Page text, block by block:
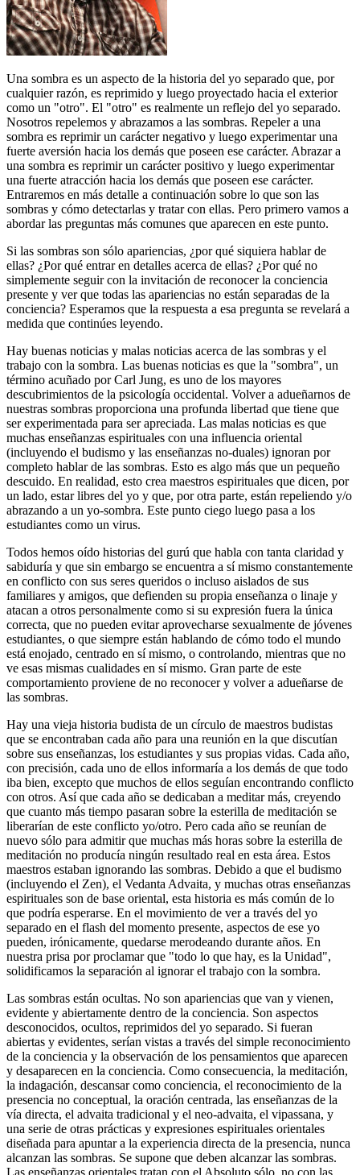
Una sombra es un aspecto de la historia del yo separado que, por
cualquier razón, es reprimido y luego proyectado hacia el exterior
como un "otro". El "otro" es realmente un reflejo del yo separado.
Nosotros repelemos y abrazamos a las sombras. Repeler a una
sombra es reprimir un carácter negativo y luego experimentar una
fuerte aversión hacia los demás que poseen ese carácter. Abrazar a
una sombra es reprimir un carácter positivo y luego experimentar
una fuerte atracción hacia los demás que poseen ese carácter.
Entraremos en más detalle a continuación sobre lo que son las
sombras y cómo detectarlas y tratar con ellas. Pero primero vamos a
abordar las preguntas más comunes que aparecen en este punto.
Si las sombras son sólo apariencias, ¿por qué siquiera hablar de
ellas? ¿Por qué entrar en detalles acerca de ellas? ¿Por qué no
simplemente seguir con la invitación de reconocer la conciencia
presente y ver que todas las apariencias no están separadas de la
conciencia? Esperamos que la respuesta a esa pregunta se revelará a
medida que continúes leyendo.
Hay buenas noticias y malas noticias acerca de las sombras y el
trabajo con la sombra. Las buenas noticias es que la "sombra", un
término acuñado por Carl Jung, es uno de los mayores
descubrimientos de la psicología occidental. Volver a adueñarnos de
nuestras sombras proporciona una profunda libertad que tiene que
ser experimentada para ser apreciada. Las malas noticias es que
muchas enseñanzas espirituales con una influencia oriental
(incluyendo el budismo y las enseñanzas no-duales) ignoran por
completo hablar de las sombras. Esto es algo más que un pequeño
descuido. En realidad, esto crea maestros espirituales que dicen, por
un lado, estar libres del yo y que, por otra parte, están repeliendo y/o
abrazando a un yo-sombra. Este punto ciego luego pasa a los
estudiantes como un virus.
Todos hemos oído historias del gurú que habla con tanta claridad y
sabiduría y que sin embargo se encuentra a sí mismo constantemente
en conflicto con sus seres queridos o incluso aislados de sus
familiares y amigos, que defienden su propia enseñanza o linaje y
atacan a otros personalmente como si su expresión fuera la única
correcta, que no pueden evitar aprovecharse sexualmente de jóvenes
estudiantes, o que siempre están hablando de cómo todo el mundo
está enojado, centrado en sí mismo, o controlando, mientras que no
ve esas mismas cualidades en sí mismo. Gran parte de este
comportamiento proviene de no reconocer y volver a adueñarse de
las sombras.
Hay una vieja historia budista de un círculo de maestros budistas
que se encontraban cada año para una reunión en la que discutían
sobre sus enseñanzas, los estudiantes y sus propias vidas. Cada año,
con precisión, cada uno de ellos informaría a los demás de que todo
iba bien, excepto que muchos de ellos seguían encontrando conflicto
con otros. Así que cada año se dedicaban a meditar más, creyendo
que cuanto más tiempo pasaran sobre la esterilla de meditación se
liberarían de este conflicto yo/otro. Pero cada año se reunían de
nuevo sólo para admitir que muchas más horas sobre la esterilla de
meditación no producía ningún resultado real en esta área. Estos
maestros estaban ignorando las sombras. Debido a que el budismo
(incluyendo el Zen), el Vedanta Advaita, y muchas otras enseñanzas
espirituales son de base oriental, esta historia es más común de lo
que podría esperarse. En el movimiento de ver a través del yo
separado en el flash del momento presente, aspectos de ese yo
pueden, irónicamente, quedarse merodeando durante años. En
nuestra prisa por proclamar que "todo lo que hay, es la Unidad",
solidificamos la separación al ignorar el trabajo con la sombra.
Las sombras están ocultas. No son apariencias que van y vienen,
evidente y abiertamente dentro de la conciencia. Son aspectos
desconocidos, ocultos, reprimidos del yo separado. Si fueran
abiertas y evidentes, serían vistas a través del simple reconocimiento
de la conciencia y la observación de los pensamientos que aparecen
y desaparecen en la conciencia. Como consecuencia, la meditación,
la indagación, descansar como conciencia, el reconocimiento de la
presencia no conceptual, la oración centrada, las enseñanzas de la
vía directa, el advaita tradicional y el neo-advaita, el vipassana, y
una serie de otras prácticas y expresiones espirituales orientales
diseñada para apuntar a la experiencia directa de la presencia, nunca
alcanzan las sombras. Se supone que deben alcanzar las sombras.
Las enseñanzas orientales tratan con el Absoluto sólo, no con las